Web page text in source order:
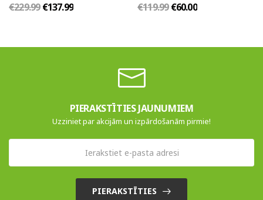
€229.99€137.99 €119.99€60.00
PIERAKSTĪTIES JAUNUMIEM
Uzziniet par akcijām un izpārdošanām pirmie!
PIERAKSTĪTIES